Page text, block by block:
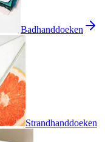
Badhanddoeken
Strandhanddoeken